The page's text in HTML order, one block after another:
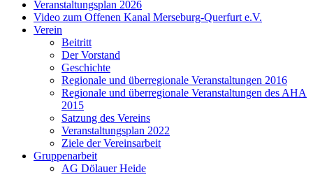
Veranstaltungsplan 2026
Video zum Offenen Kanal Merseburg-Querfurt e.V.
Verein
Beitritt
Der Vorstand
Geschichte
Regionale und überregionale Veranstaltungen 2016
Regionale und überregionale Veranstaltungen des AHA
2015
Satzung des Vereins
Veranstaltungsplan 2022
Ziele der Vereinsarbeit
Gruppenarbeit
AG Dölauer Heide